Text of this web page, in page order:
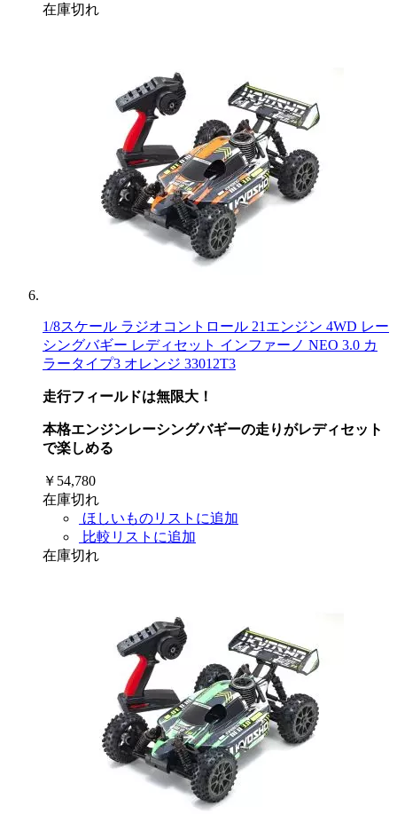
在庫切れ
1/8スケール ラジオコントロール 21エンジン 4WD レー
シングバギー レディセット インファーノ NEO 3.0 カ
ラータイプ3 オレンジ 33012T3
走行フィールドは無限大！
本格エンジンレーシングバギーの走りがレディセット
で楽しめる
￥54,780
在庫切れ
ほしいものリストに追加
比較リストに追加
在庫切れ